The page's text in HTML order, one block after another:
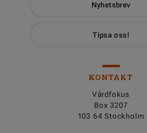
Nyhetsbrev
Tipsa oss!
KONTAKT
Vårdfokus
Box 3207
103 64 Stockholm